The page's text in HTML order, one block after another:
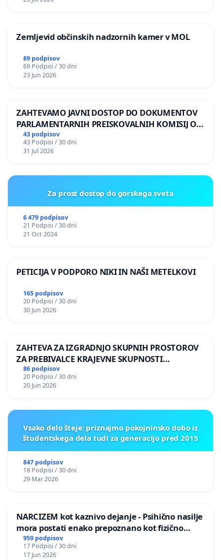
Zemljevid občinskih nadzornih kamer v MOL
89 podpisov
69 Podpisi / 30 dni
23 Jun 2026
ZAHTEVAMO JAVNI DOSTOP DO DOKUMENTOV
PARLAMENTARNIH PREISKOVALNIH KOMISIJ O
ILEGALNI TRGOVINI Z OROŽJEM
43 podpisov
43 Podpisi / 30 dni
31 Jul 2026
Za prost dostop do gorskega sveta
6 479 podpisov
21 Podpisi / 30 dni
21 Oct 2024
PETICIJA V PODPORO NIKI IN NAŠI METELKOVI
165 podpisov
20 Podpisi / 30 dni
30 Jun 2026
ZAHTEVA ZA IZGRADNJO SKUPNIH PROSTOROV
ZA PREBIVALCE KRAJEVNE SKUPNOSTI
PRESTRANEK
86 podpisov
20 Podpisi / 30 dni
20 Jun 2026
Vsako delo šteje: priznajmo pokojninsko dobo iz
študentskega dela tudi za generacijo pred 2015
847 podpisov
18 Podpisi / 30 dni
29 Mar 2026
NARCIZEM kot kaznivo dejanje - Psihično nasilje
mora postati enako prepoznano kot fizično
nasilje
959 podpisov
17 Podpisi / 30 dni
17 Jun 2026